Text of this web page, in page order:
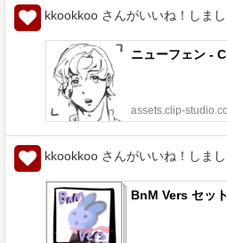
kkookkoo さんがいいね！しまし
ニューフェン -
assets.clip-
kkookkoo さんがいいね！しまし
BnM Vers セッ